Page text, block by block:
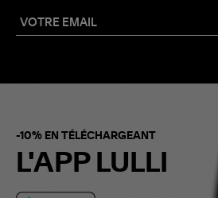
-10% EN TÉLÉCHARGEANT
L'APP LULLI